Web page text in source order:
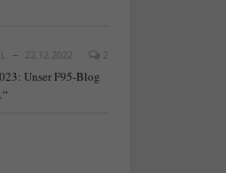
22.12.2022 2
Unser F95-Blog